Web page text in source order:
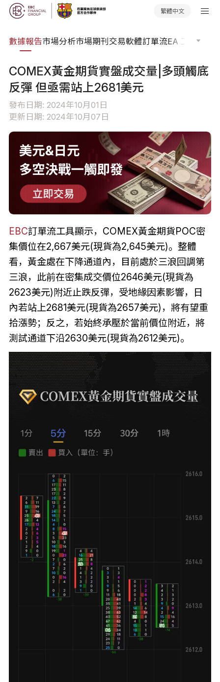
繁體中文
數據報告市場分析市場期刊交易軟體訂單流EA 工具庫
COMEX黃金期貨實盤成交量|多頭觸底
反彈 但亟需站上2681美元
發布日期: 2024年10月01日
更新日期: 2024年10月07日
EBC訂單流工具顯示，COMEX黃金期貨POC密
集價位在2,667美元(現貨為2,645美元)。整體
看，黃金處在下降通道內，目前處於三浪回調第
三浪，此前在密集成交價位2646美元(現貨為
2623美元)附近止跌反彈，受地緣因素影響，日
內若站上2681美元(現貨為2657美元)，將有望重
拾漲勢；反之，若始終承壓於當前價位附近，將
測試通道下沿2630美元(現貨為2612美元)。